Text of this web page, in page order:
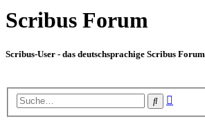
Scribus Forum
Scribus-User - das deutschsprachige Scribus Forum
Suche